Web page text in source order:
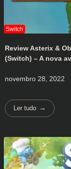
Review Asterix &
(Switch) – A nova
novembro 28, 2022
Ler tudo